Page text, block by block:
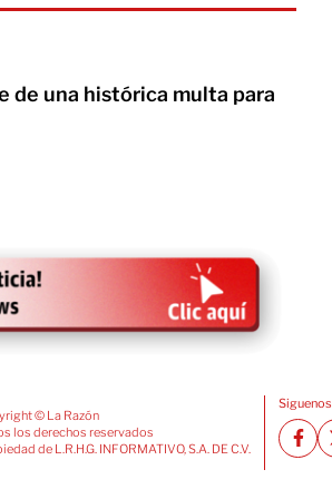
de una histórica multa para
© La Razón
los derechos reservados
de L.R.H.G. INFORMATIVO, S.A. DE C.V.